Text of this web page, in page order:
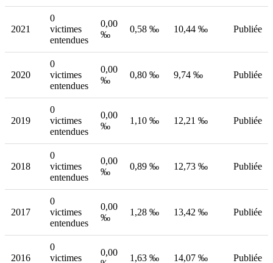
2021
0
victimes
entendues
0,00
‰
0,58 ‰ 10,44 ‰ Publiée
2020
0
victimes
entendues
0,00
‰
0,80 ‰ 9,74 ‰ Publiée
2019
0
victimes
entendues
0,00
‰
1,10 ‰ 12,21 ‰ Publiée
2018
0
victimes
entendues
0,00
‰
0,89 ‰ 12,73 ‰ Publiée
2017
0
victimes
entendues
0,00
‰
1,28 ‰ 13,42 ‰ Publiée
2016
0
victimes
0,00
1,63 ‰ 14,07 ‰ Publiée